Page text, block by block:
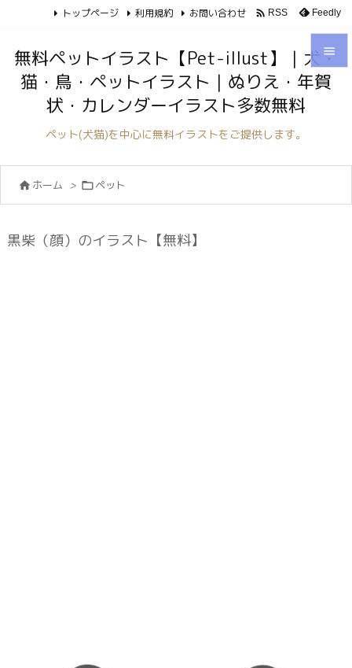



トップページ 利用規約 お問い合わせ  RSS Feedly
無料ペットイラスト【Pet-illust】｜犬・
猫・鳥・ペットイラスト｜ぬりえ・年賀
状・カレンダーイラスト多数無料
ペット(犬猫)を中心に無料イラストをご提供します。
 ホーム > ペット
黒柴（顔）のイラスト【無料】